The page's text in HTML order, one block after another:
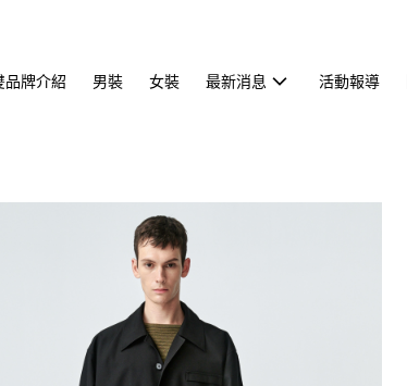
品牌介紹 男裝 女裝 最新消息 活動報導